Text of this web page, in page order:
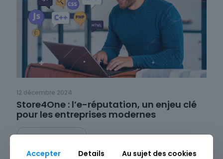
12 décembre 2024
Store4One : l’e-réputation, un enjeu clé
pour les entreprises modernes
Accepter Details Au sujet des cookies